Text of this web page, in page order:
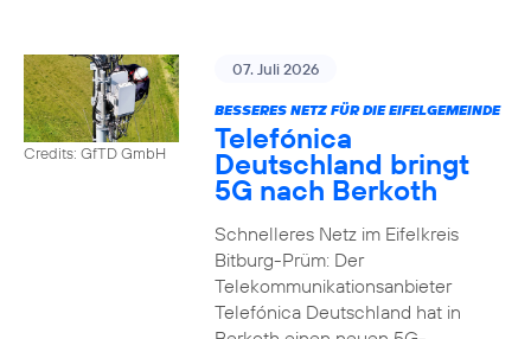
Credits: GfTD GmbH
07. Juli 2026
BESSERES NETZ FÜR DIE EIFELGEMEINDE
Telefónica
Deutschland bringt
5G nach Berkoth
Schnelleres Netz im Eifelkreis
Bitburg-Prüm: Der
Telekommunikationsanbieter
Telefónica Deutschland hat in